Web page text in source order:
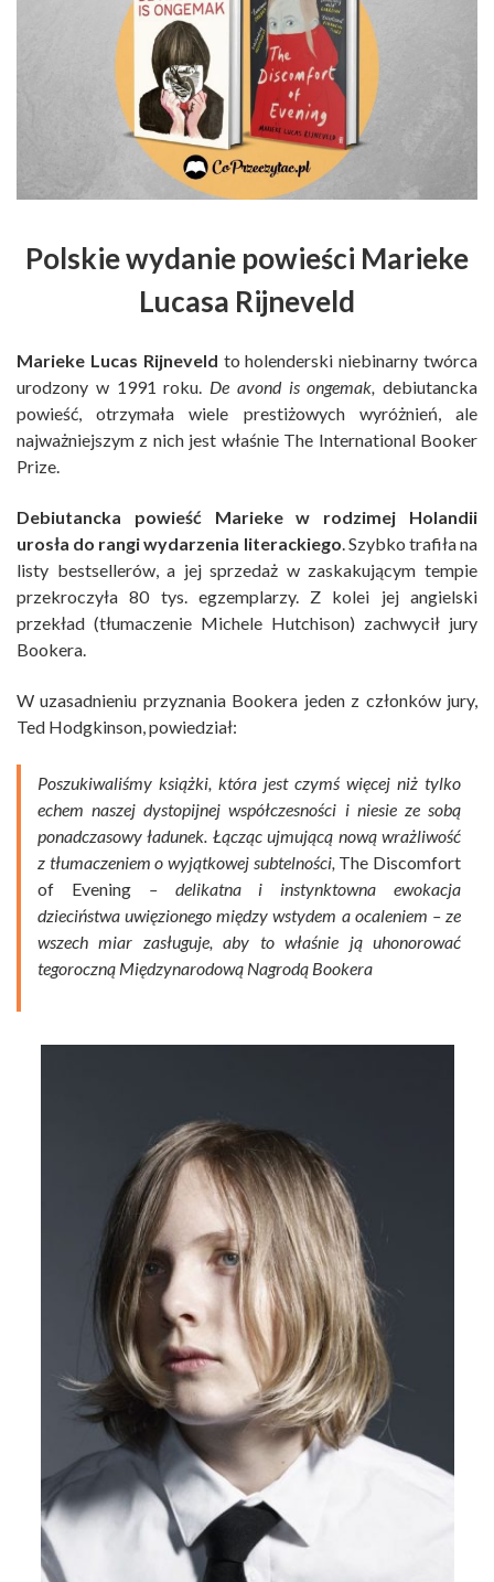
Polskie wydanie powieści Marieke
Lucasa Rijneveld
Marieke Lucas Rijneveld to holenderski niebinarny twórca
urodzony w 1991 roku. De avond is ongemak, debiutancka
powieść, otrzymała wiele prestiżowych wyróżnień, ale
najważniejszym z nich jest właśnie The International Booker
Prize.
Debiutancka powieść Marieke w rodzimej Holandii
urosła do rangi wydarzenia literackiego. Szybko trafiła na
listy bestsellerów, a jej sprzedaż w zaskakującym tempie
przekroczyła 80 tys. egzemplarzy. Z kolei jej angielski
przekład (tłumaczenie Michele Hutchison) zachwycił jury
Bookera.
W uzasadnieniu przyznania Bookera jeden z członków jury,
Ted Hodgkinson, powiedział:
Poszukiwaliśmy książki, która jest czymś więcej niż tylko
echem naszej dystopijnej współczesności i niesie ze sobą
ponadczasowy ładunek. Łącząc ujmującą nową wrażliwość
z tłumaczeniem o wyjątkowej subtelności, The Discomfort
of Evening– delikatna i instynktowna ewokacja
dzieciństwa uwięzionego między wstydem a ocaleniem – ze
wszech miar zasługuje, aby towłaśnie ją uhonorować
tegoroczną Międzynarodową Nagrodą Bookera